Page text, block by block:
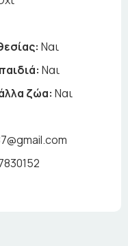
Ναι
Ναι
ζώα: Ναι